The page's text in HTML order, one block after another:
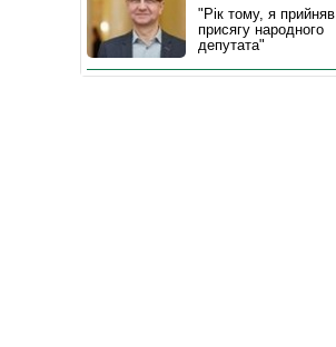
"Рік тому, я прийняв
присягу народного
депутата"